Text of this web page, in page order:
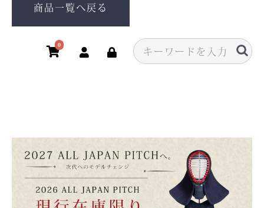
商品一覧へ戻る
0